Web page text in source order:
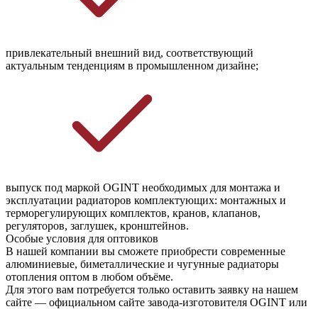
привлекательный внешний вид, соответствующий
актуальным тенденциям в промышленном дизайне;
выпуск под маркой OGINT необходимых для монтажа и
эксплуатации радиаторов комплектующих: монтажных и
терморегулирующих комплектов, кранов, клапанов,
регуляторов, заглушек, кронштейнов.
Особые условия для оптовиков
В нашей компании вы сможете приобрести современные
алюминиевые, биметаллические и чугунные радиаторы
отопления оптом в любом объёме.
Для этого вам потребуется только оставить заявку на нашем
сайте — официальном сайте завода-изготовителя OGINT или